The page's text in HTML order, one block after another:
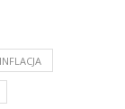
INFLACJA